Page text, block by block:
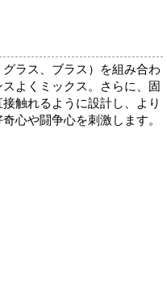
ラス、ブラス）を組み合わ
よくミックス。さらに、固
触れるように設計し、より
心や闘争心を刺激します。